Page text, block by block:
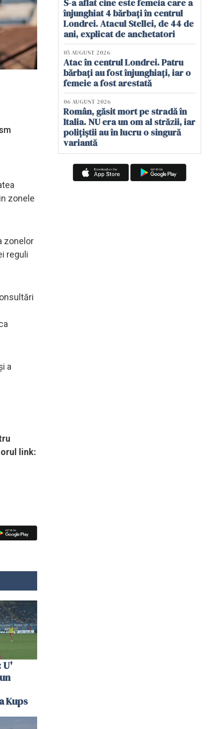
zonele
zonelor
reguli
a
link:
U'
Kups
S-a aflat cine este femeia care a
înjunghiat 4 bărbați în centrul
Londrei. Atacul Stellei, de 44 de
ani, explicat de anchetatori
05 AUGUST 2026
Atac în centrul Londrei. Patru
bărbați au fost înjunghiați, iar o
femeie a fost arestată
06 AUGUST 2026
Român, găsit mort pe stradă în
Italia. NU era un om al străzii, iar
polițiștii au în lucru o singură
variantă